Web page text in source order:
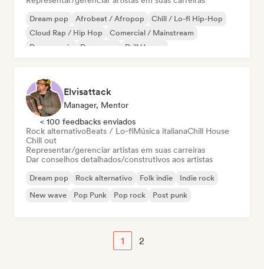
Dream pop Afrobeat / Afropop
Chill / Lo-fi Hip-Hop
Cloud Rap / Hip Hop
Comercial / Mainstream
Dance music
Dance pop Drill/Jersey
Elvisattack
Manager, Mentor
< 100 feedbacks enviados
Rock alternativoBeats / Lo-fiMúsica italianaChill House
Chill out
Representar/gerenciar artistas em suas carreiras
Dar conselhos detalhados/construtivos aos artistas
Dream pop Rock alternativo Folk indie
Indie rock
New wave
Pop Punk Pop rock Post punk
1 2